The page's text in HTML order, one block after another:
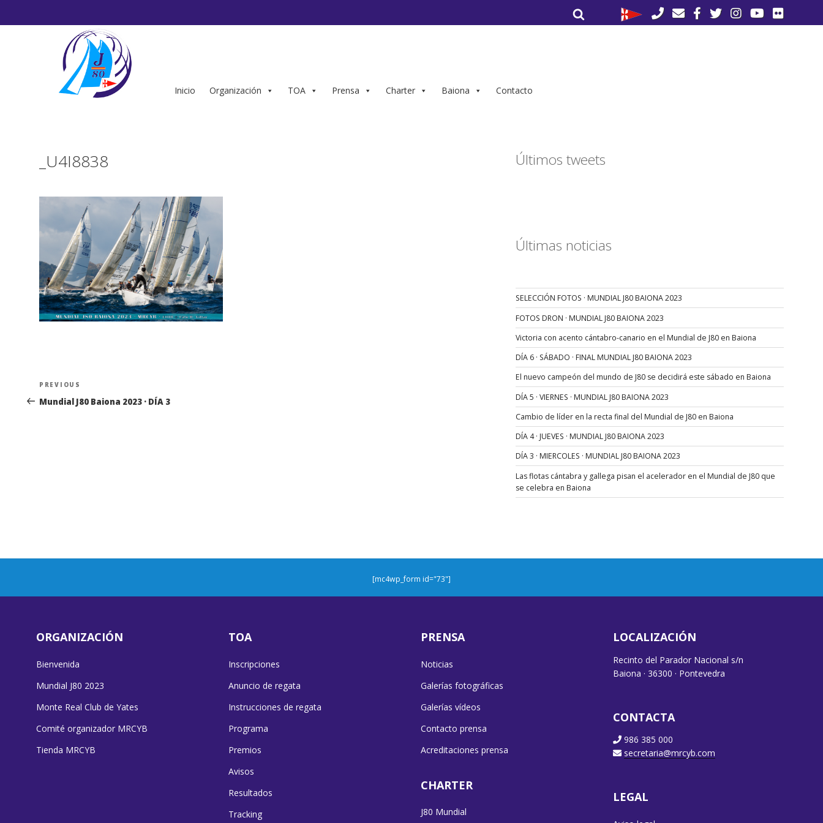
por:
Inicio Organización TOA Prensa Charter Baiona Contacto
_U4I8838
Navegación
de
Previous
Post
PREVIOUS
Mundial J80 Baiona 2023 · DÍA 3
Últimos tweets
Últimas noticias
SELECCIÓN FOTOS · MUNDIAL J80 BAIONA 2023
FOTOS DRON · MUNDIAL J80 BAIONA 2023
Victoria con acento cántabro-canario en el Mundial de J80 en Baiona
DÍA 6 · SÁBADO · FINAL MUNDIAL J80 BAIONA 2023
El nuevo campeón del mundo de J80 se decidirá este sábado en Baiona
DÍA 5 · VIERNES · MUNDIAL J80 BAIONA 2023
Cambio de líder en la recta final del Mundial de J80 en Baiona
DÍA 4 · JUEVES · MUNDIAL J80 BAIONA 2023
DÍA 3 · MIERCOLES · MUNDIAL J80 BAIONA 2023
Las flotas cántabra y gallega pisan el acelerador en el Mundial de J80 que
se celebra en Baiona
[mc4wp_form id="73"]
ORGANIZACIÓN
Bienvenida
Mundial J80 2023
Monte Real Club de Yates
Comité organizador MRCYB
Tienda MRCYB
TOA
Inscripciones
Anuncio de regata
Instrucciones de regata
Programa
Premios
Avisos
Resultados
Tracking
PRENSA
Noticias
Galerías fotográficas
Galerías vídeos
Contacto prensa
Acreditaciones prensa
CHARTER
J80 Mundial
LOCALIZACIÓN
Recinto del Parador Nacional s/n
Baiona · 36300 · Pontevedra
CONTACTA
986 385 000
secretaria@mrcyb.com
LEGAL